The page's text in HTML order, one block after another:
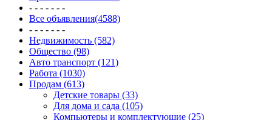
- - - - - - -
Все объявления(4588)
- - - - - - -
Недвижимость (582)
Общество (98)
Авто транспорт (121)
Работа (1030)
Продам (613)
Детские товары (33)
Для дома и сада (105)
Компьютеры и комплектующие (25)